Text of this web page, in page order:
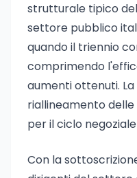
strutturale tipico
settore pubblico
quando il triennio
comprimendo
aumenti ottenuti. La
riallineamento
per il ciclo
Con la